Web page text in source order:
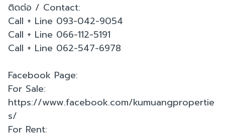
ติดต่อ / Contact:
Call + Line 093-042-9054
Call + Line 066-112-5191
Call + Line 062-547-6978
Facebook Page:
For Sale:
https://www.facebook.com/kumuangpropertie
s/
For Rent: